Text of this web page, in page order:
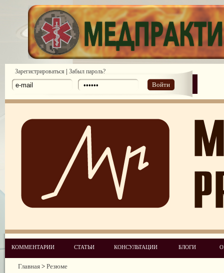
Зарегистрироваться | Забыл пароль?
Войти
КОММЕНТАРИИ СТАТЬИ КОНСУЛЬТАЦИИ БЛОГИ
Главная > Резюме